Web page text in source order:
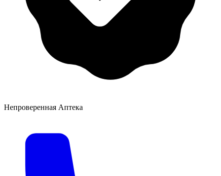
Непроверенная Аптека